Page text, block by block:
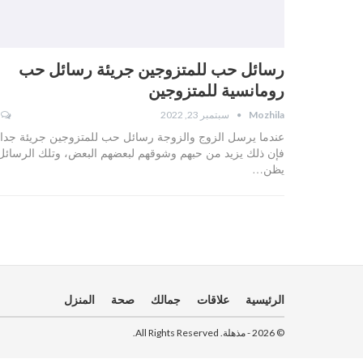
رسائل حب للمتزوجين جريئة رسائل حب
رومانسية للمتزوجين
Mozhila سبتمبر 23, 2022
عندما يرسل الزوج والزوجة رسائل حب للمتزوجين جريئة
فإن ذلك يزيد من حبهم وشوقهم لبعضهم البعض، وتلك
يظن…
الرئيسية علاقات جمالك صحة المنزل
© 2026 - مذهلة. All Rights Reserved.